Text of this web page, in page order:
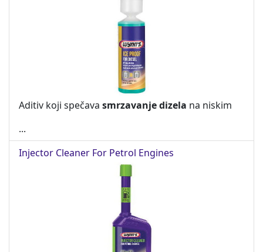
Aditiv koji spečava smrzavanjedizela na niskim
...
Injector Cleaner For Petrol Engines